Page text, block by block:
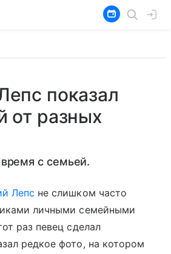
показал
от разных
с семьей.
Лепс не слишком часто
личными семейными
раз певец сделал
редкое фото, на котором